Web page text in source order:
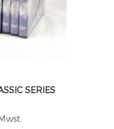
SERIES